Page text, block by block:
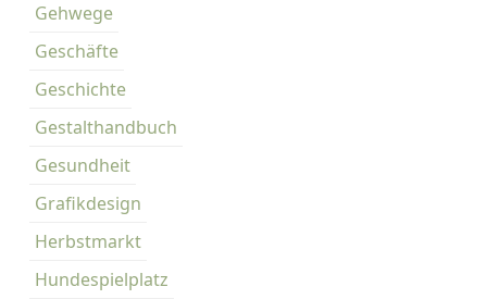
Gehwege
Geschäfte
Geschichte
Gestalthandbuch
Gesundheit
Grafikdesign
Herbstmarkt
Hundespielplatz